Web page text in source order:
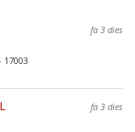
fa 3 dies
fa 3 dies